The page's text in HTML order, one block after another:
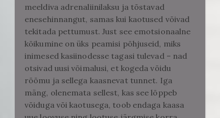
meeldiva adrenaliinilaksu ja tõstavad
enesehinnangut, samas kui kaotused võivad
tekitada pettumust. Just see emotsionaalne
kõikumine on üks peamisi põhjuseid, miks
inimesed kasiinodesse tagasi tulevad – nad
otsivad uusi võimalusi, et kogeda võidu
rõõmu ja sellega kaasnevat tunnet. Iga
mäng, olenemata sellest, kas see lõppeb
võiduga või kaotusega, toob endaga kaasa